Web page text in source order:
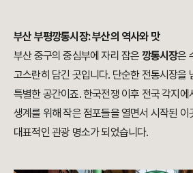
부산 부평깡통시장: 부산의 역사와 맛
부산 중구의 중심부에 자리 잡은 깡통시장은
고스란히 담긴 곳입니다. 단순한 전통시장을
특별한 공간이죠. 한국전쟁 이후 전국 각지에
생계를 위해 작은 점포들을 열면서 시작된 이
대표적인 관광 명소가 되었습니다.